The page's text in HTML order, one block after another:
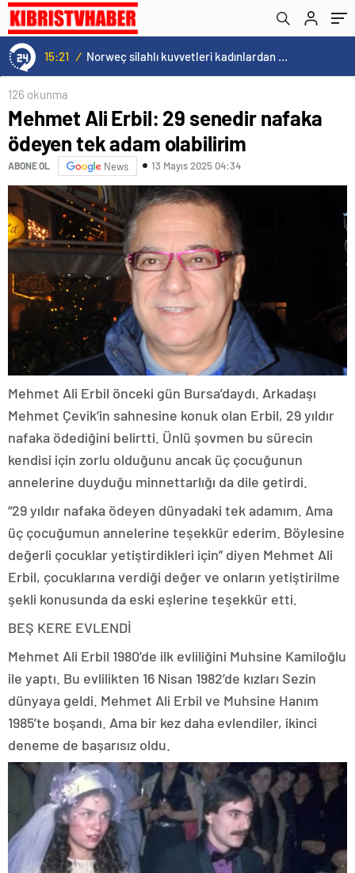
15:21 / Norweç silahlı kuvvetleri kadınlardan oluşan özel kuvvetler eğitimlerini başlattı.
126 okunma
Mehmet Ali Erbil: 29 senedir nafaka
ödeyen tek adam olabilirim
ABONE OL News 13 Mayıs 2025 04:34
Mehmet Ali Erbil önceki gün Bursa’daydı. Arkadaşı
Mehmet Çevik’in sahnesine konuk olan Erbil, 29 yıldır
nafaka ödediğini belirtti. Ünlü şovmen bu sürecin
kendisi için zorlu olduğunu ancak üç çocuğunun
annelerine duyduğu minnettarlığı da dile getirdi.
“29 yıldır nafaka ödeyen dünyadaki tek adamım. Ama
üç çocuğumun annelerine teşekkür ederim. Böylesine
değerli çocuklar yetiştirdikleri için” diyen Mehmet Ali
Erbil, çocuklarına verdiği değer ve onların yetiştirilme
şekli konusunda da eski eşlerine teşekkür etti.
BEŞ KERE EVLENDİ
Mehmet Ali Erbil 1980’de ilk evliliğini Muhsine Kamiloğlu
ile yaptı. Bu evlilikten 16 Nisan 1982’de kızları Sezin
dünyaya geldi. Mehmet Ali Erbil ve Muhsine Hanım
1985’te boşandı. Ama bir kez daha evlendiler, ikinci
deneme de başarısız oldu.